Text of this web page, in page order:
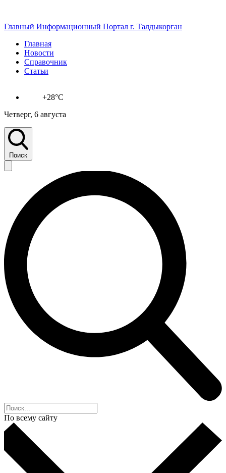
Главный Информационный Портал г. Талдыкорган
Главная
Новости
Справочник
Статьи
+28°C
Четверг, 6 августа
Поиск
По всему сайту